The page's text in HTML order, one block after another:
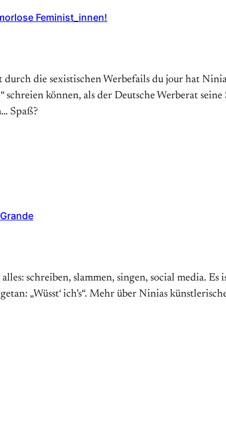
Feminist_innen!
die sexistischen Werbefails du jour hat
können, als der Deutsche Werberat
Spaß?
schreiben, slammen, singen, social media.
„Wüsst‘ ich’s“. Mehr über Ninias